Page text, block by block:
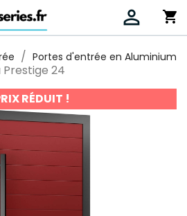
shopping_cart

Portes d'entrée en Aluminium
24
RÉDUIT !